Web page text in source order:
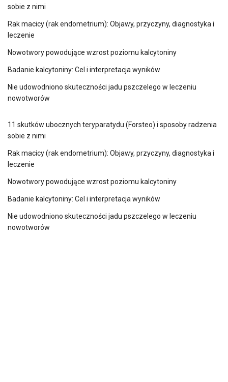
sobie z nimi
Rak macicy (rak endometrium): Objawy, przyczyny, diagnostyka i
leczenie
Nowotwory powodujące wzrost poziomu kalcytoniny
Badanie kalcytoniny: Cel i interpretacja wyników
Nie udowodniono skuteczności jadu pszczelego w leczeniu
nowotworów
11 skutków ubocznych teryparatydu (Forsteo) i sposoby radzenia
sobie z nimi
Rak macicy (rak endometrium): Objawy, przyczyny, diagnostyka i
leczenie
Nowotwory powodujące wzrost poziomu kalcytoniny
Badanie kalcytoniny: Cel i interpretacja wyników
Nie udowodniono skuteczności jadu pszczelego w leczeniu
nowotworów